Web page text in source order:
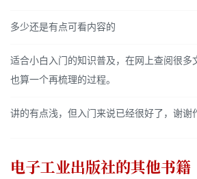
多少还是有点可看内容的
适合小白入门的知识普及，在网上查阅很多
也算一个再梳理的过程。
讲的有点浅，但入门来说已经很好了，谢谢
电子工业出版社的其他书籍